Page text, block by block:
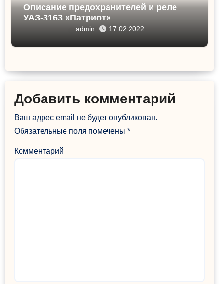
Описание предохранителей и реле
УАЗ-3163 «Патриот»
admin 17.02.2022
Добавить комментарий
Ваш адрес email не будет опубликован.
Обязательные поля помечены*
Комментарий